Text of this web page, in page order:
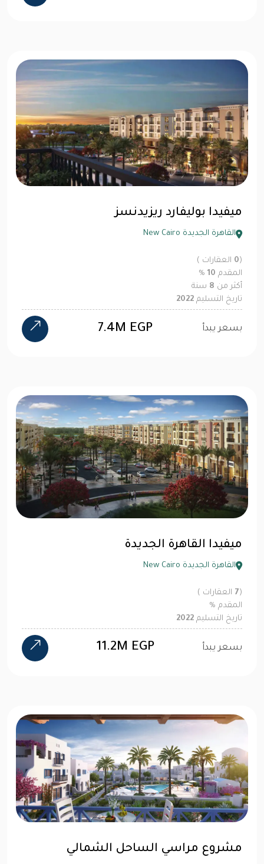
ميفيدا بوليفارد ريزيدنسز
القاهرة الجديدة New Cairo
(
0 العقارات )
المقدم 10
%
أكثر من 8 سنة
تاريخ التسليم 2022
بسعر يبدأ 7.4M EGP
ميفيدا القاهرة الجديدة
القاهرة الجديدة New Cairo
(
7 العقارات )
المقدم %
تاريخ التسليم 2022
بسعر يبدأ 11.2M EGP
مشروع مراسي الساحل الشمالي